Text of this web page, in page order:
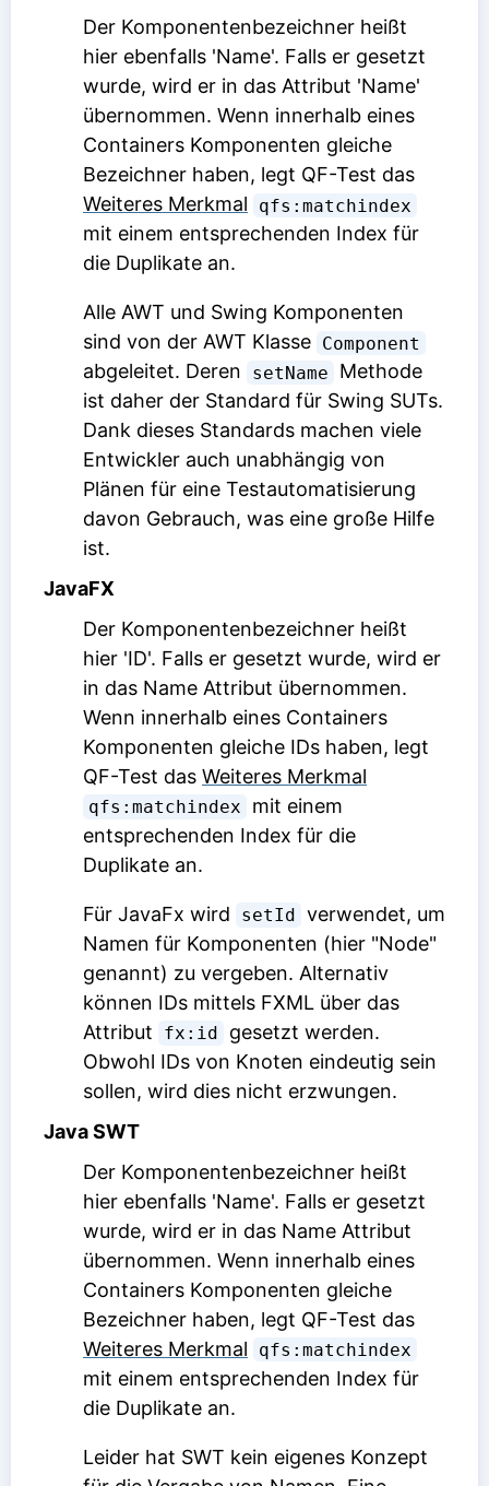
Der Komponentenbezeichner heißt
hier ebenfalls 'Name'. Falls er gesetzt
wurde, wird er in das Attribut 'Name'
übernommen. Wenn innerhalb eines
Containers Komponenten gleiche
Bezeichner haben, legt QF-Test das
Weiteres Merkmal
qfs:matchindex
mit einem entsprechenden Index für
die Duplikate an.
Alle AWT und Swing Komponenten
sind von der AWT Klasse Component
abgeleitet. Deren setName
Methode
ist daher der Standard für Swing SUTs.
Dank dieses Standards machen viele
Entwickler auch unabhängig von
Plänen für eine Testautomatisierung
davon Gebrauch, was eine große Hilfe
ist.
JavaFX
Der Komponentenbezeichner heißt
hier 'ID'. Falls er gesetzt wurde, wird er
in das Name Attribut übernommen.
Wenn innerhalb eines Containers
Komponenten gleiche IDs haben, legt
QF-Test das Weiteres Merkmal
qfs:matchindex
mit einem
entsprechenden Index für die
Duplikate an.
Für JavaFx wird setId verwendet, um
Namen für Komponenten (hier "Node"
genannt) zu vergeben. Alternativ
können IDs mittels FXML über das
Attribut
fx:id
gesetzt werden.
Obwohl IDs von Knoten eindeutig sein
sollen, wird dies nicht erzwungen.
Java SWT
Der Komponentenbezeichner heißt
hier ebenfalls 'Name'. Falls er gesetzt
wurde, wird er in das Name Attribut
übernommen. Wenn innerhalb eines
Containers Komponenten gleiche
Bezeichner haben, legt QF-Test das
Weiteres Merkmal
qfs:matchindex
mit einem entsprechenden Index für
die Duplikate an.
Leider hat SWT kein eigenes Konzept